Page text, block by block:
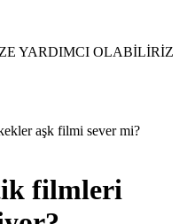
YARDIMCI OLABİLİRİZ
aşk filmi sever mi?
filmleri